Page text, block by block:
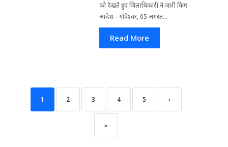
को देखते हुए जिला​धिकारी ने जारी किए
आदेश-- गोपेश्वर, 05 अगस्त...
Read More
1 2 3 4 5 ›
»